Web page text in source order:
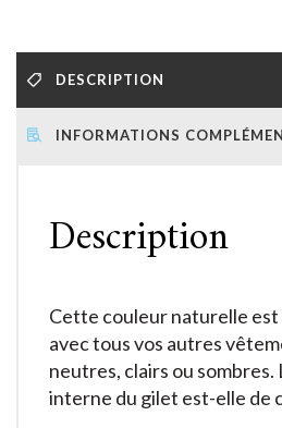
DESCRIPTION
INFORMATIONS
Description
Cette couleur naturelle
avec tous vos autres
neutres, clairs ou sombres.
interne du gilet est-elle de